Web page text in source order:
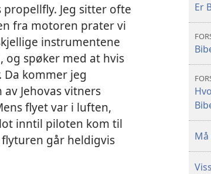
Jeg sitter ofte
fra motoren prater vi
instrumentene
og spøker med at hvis
Da kommer jeg
Jehovas vitners
flyet var i luften,
inntil piloten kom til
går heldigvis
Er